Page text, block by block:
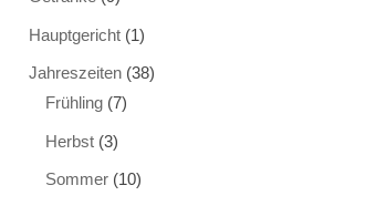
Hauptgericht (1)
Jahreszeiten (38)
Frühling (7)
Herbst (3)
Sommer (10)